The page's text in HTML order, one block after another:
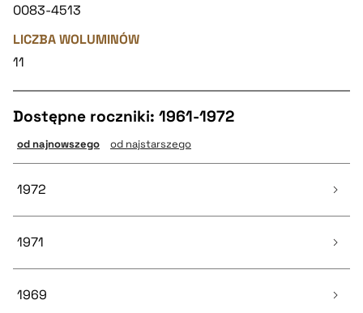
0083-4513
LICZBA WOLUMINÓW
11
Dostępne roczniki: 1961-1972
od najnowszego od najstarszego
1972
Tom 11 (52)
1971
Tom 10 (43)
1969